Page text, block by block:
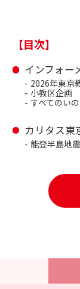
【目次】
インフォー
2026年東京
小教区企画
すべてのい
カリタス東
能登半島地